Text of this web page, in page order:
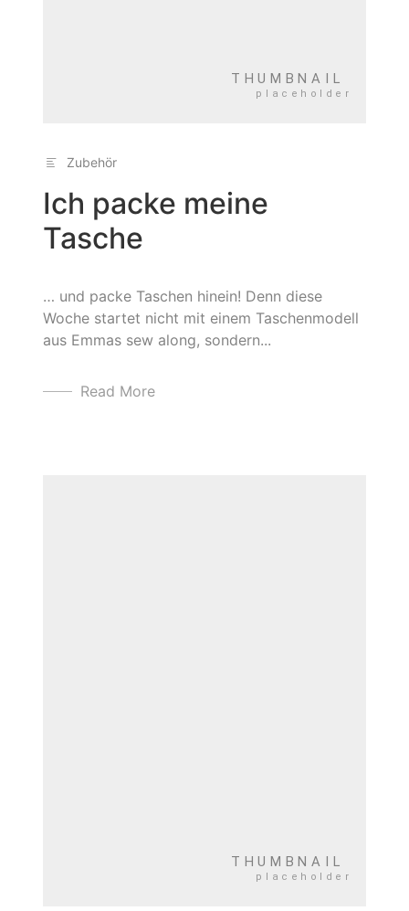
Zubehör
Ich packe meine
Tasche
… und packe Taschen hinein! Denn diese
Woche startet nicht mit einem Taschenmodell
aus Emmas sew along, sondern...
Read More